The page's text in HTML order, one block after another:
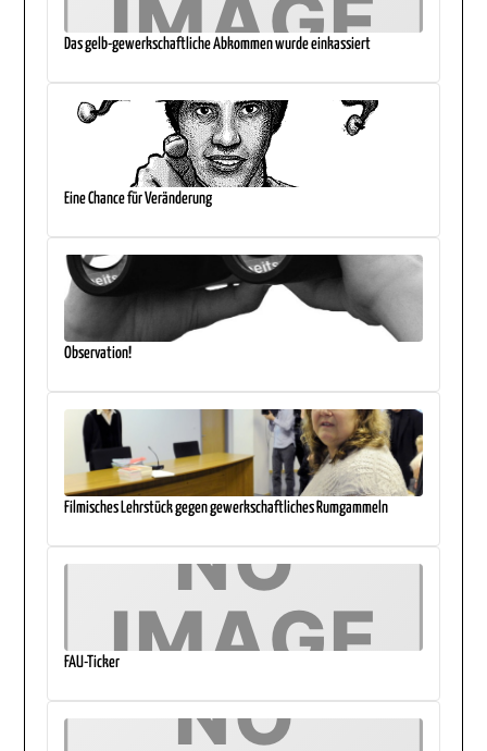
Das gelb-gewerkschaftliche Abkommen wurde einkassiert
Eine Chance für Veränderung
Observation!
Filmisches Lehrstück gegen gewerkschaftliches Rumgammeln
FAU-Ticker